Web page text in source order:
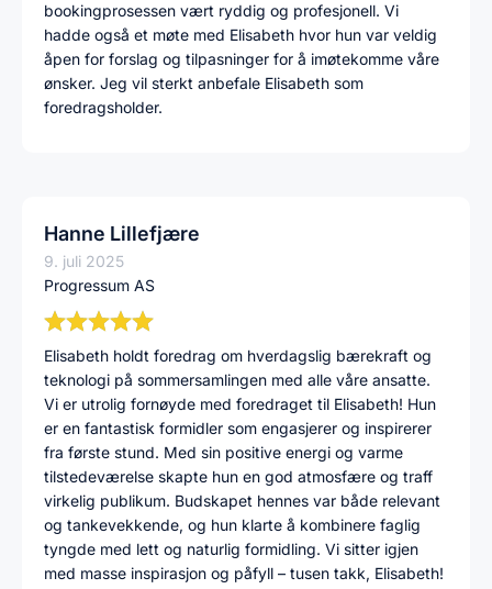
bookingprosessen vært ryddig og profesjonell. Vi
hadde også et møte med Elisabeth hvor hun var veldig
åpen for forslag og tilpasninger for å imøtekomme våre
ønsker. Jeg vil sterkt anbefale Elisabeth som
foredragsholder.
Hanne Lillefjære
9. juli 2025
Progressum AS
Elisabeth holdt foredrag om hverdagslig bærekraft og
teknologi på sommersamlingen med alle våre ansatte.
Vi er utrolig fornøyde med foredraget til Elisabeth! Hun
er en fantastisk formidler som engasjerer og inspirerer
fra første stund. Med sin positive energi og varme
tilstedeværelse skapte hun en god atmosfære og traff
virkelig publikum. Budskapet hennes var både relevant
og tankevekkende, og hun klarte å kombinere faglig
tyngde med lett og naturlig formidling. Vi sitter igjen
med masse inspirasjon og påfyll – tusen takk, Elisabeth!